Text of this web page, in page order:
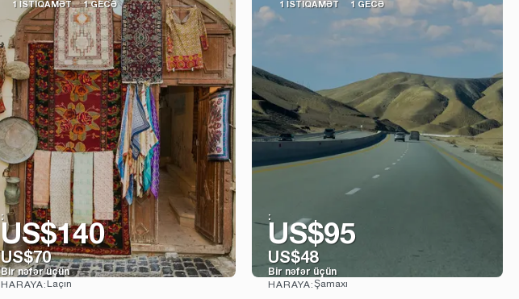
1 İSTIQAMƏT 1 GECƏ
:
US$140
US$70
Bir nəfər üçün
HARAYA: Laçın
1 İSTIQAMƏT 1 GECƏ
:
US$95
US$48
Bir nəfər üçün
HARAYA:Şamaxı